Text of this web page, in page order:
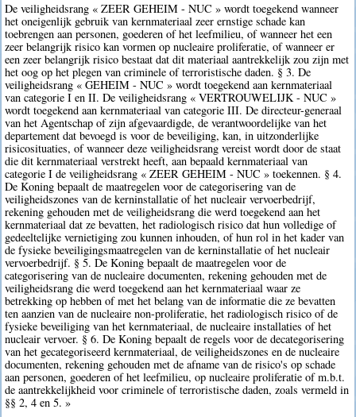
De veiligheidsrang « ZEER GEHEIM - NUC » wordt toegekend wanneer
het oneigenlijk gebruik van kernmateriaal zeer ernstige schade kan
toebrengen aan personen, goederen of het leefmilieu, of wanneer het een
zeer belangrijk risico kan vormen op nucleaire proliferatie, of wanneer er
een zeer belangrijk risico bestaat dat dit materiaal aantrekkelijk zou zijn met
het oog op het plegen van criminele of terroristische daden. § 3. De
veiligheidsrang « GEHEIM - NUC » wordt toegekend aan kernmateriaal
van categorie I en II. De veiligheidsrang « VERTROUWELIJK - NUC »
wordt toegekend aan kernmateriaal van categorie III. De directeur-generaal
van het Agentschap of zijn afgevaardigde, de verantwoordelijke van het
departement dat bevoegd is voor de beveiliging, kan, in uitzonderlijke
risicosituaties, of wanneer deze veiligheidsrang vereist wordt door de staat
die dit kernmateriaal verstrekt heeft, aan bepaald kernmateriaal van
categorie I de veiligheidsrang « ZEER GEHEIM - NUC » toekennen. § 4.
De Koning bepaalt de maatregelen voor de categorisering van de
veiligheidszones van de kerninstallatie of het nucleair vervoerbedrijf,
rekening gehouden met de veiligheidsrang die werd toegekend aan het
kernmateriaal dat ze bevatten, het radiologisch risico dat hun volledige of
gedeeltelijke vernietiging zou kunnen inhouden, of hun rol in het kader van
de fysieke beveiligingsmaatregelen van de kerninstallatie of het nucleair
vervoerbedrijf. § 5. De Koning bepaalt de maatregelen voor de
categorisering van de nucleaire documenten, rekening gehouden met de
veiligheidsrang die werd toegekend aan het kernmateriaal waar ze
betrekking op hebben of met het belang van de informatie die ze bevatten
ten aanzien van de nucleaire non-proliferatie, het radiologisch risico of de
fysieke beveiliging van het kernmateriaal, de nucleaire installaties of het
nucleair vervoer. § 6. De Koning bepaalt de regels voor de decategorisering
van het gecategoriseerd kernmateriaal, de veiligheidszones en de nucleaire
documenten, rekening gehouden met de afname van de risico's op schade
aan personen, goederen of het leefmilieu, op nucleaire proliferatie of m.b.t.
de aantrekkelijkheid voor criminele of terroristische daden, zoals vermeld in
§§ 2, 4 en 5. »